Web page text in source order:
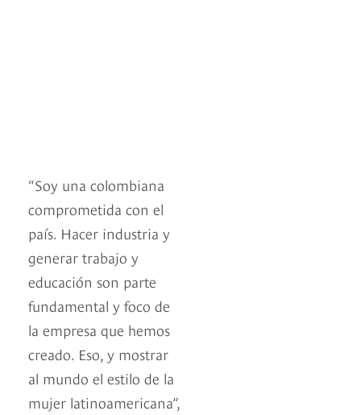
“Soy una colombiana
comprometida con el
país. Hacer industria y
generar trabajo y
educación son parte
fundamental y foco de
la empresa que hemos
creado. Eso, y mostrar
al mundo el estilo de la
mujer latinoamericana”,